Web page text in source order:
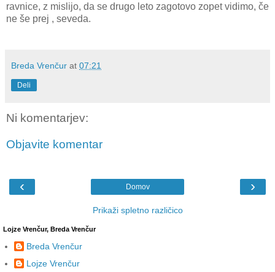
ravnice, z mislijo, da se drugo leto zagotovo zopet vidimo, če
ne še prej , seveda.
Breda Vrenčur at 07:21
Deli
Ni komentarjev:
Objavite komentar
‹ ›
Domov
Prikaži spletno različico
Lojze Vrenčur, Breda Vrenčur
Breda Vrenčur
Lojze Vrenčur